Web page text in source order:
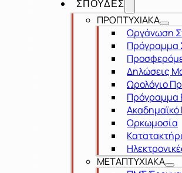
ΣΠΟΥΔΕΣ
ΠΡΟΠΤΥΧΙΑΚΑ
Οργάνωση
Πρόγραμμα
Δηλώσεις
Ωρολόγιο
Πρόγραμμα
Ακαδημαϊκό
Ορκωμοσία
ΜΕΤΑΠΤΥΧΙΑΚΑ